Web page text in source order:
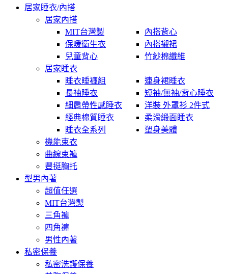
居家睡衣/內搭
居家內搭
MIT台灣製
內搭背心
保暖衛生衣
內搭襯裙
兒童背心
竹紗棉纖維
居家睡衣
睡衣睡褲組
連身裙睡衣
長袖睡衣
短袖/無袖/背心睡衣
細肩帶性感睡衣
洋裝 外罩衫 2件式
經典棉質睡衣
柔滑緞面睡衣
睡衣全系列
塑身美體
機能束衣
曲線束褲
豐挺胸托
型男內著
超值任選
MIT台灣製
三角褲
四角褲
男性內著
私密保養
私密洗護保養